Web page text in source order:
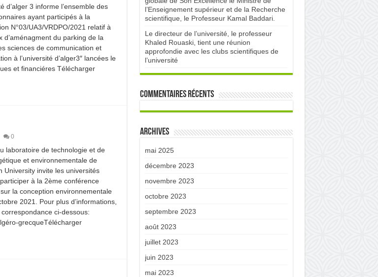
d’alger 3 informe l’ensemble des
ayant participés à la
N°03/UA3/VRDPO/2021 relatif à
d’aménagment du parking de la
sciences de communication et
à l’université d’alger3″ lancées le
et financiéres Télécharger
0
laboratoire de technologie et de
et environnementale de
University invite les universités
à la 2ème conférence
la conception environnementale
2021. Pour plus d’informations,
ci-dessous:
grecqueTélécharger
l’Enseignement supérieur et de la Recherche
scientifique, le Professeur Kamal Baddari.
Le directeur de l’université, le professeur
Khaled Rouaski, tient une réunion
approfondie avec les clubs scientifiques de
l’université
Commentaires récents
Archives
mai 2025
décembre 2023
novembre 2023
octobre 2023
septembre 2023
août 2023
juillet 2023
juin 2023
mai 2023